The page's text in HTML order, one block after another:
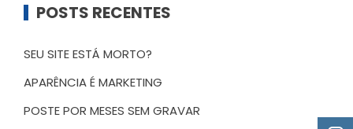
POSTS RECENTES
SEU SITE ESTÁ MORTO?
APARÊNCIA É MARKETING
POSTE POR MESES SEM GRAVAR